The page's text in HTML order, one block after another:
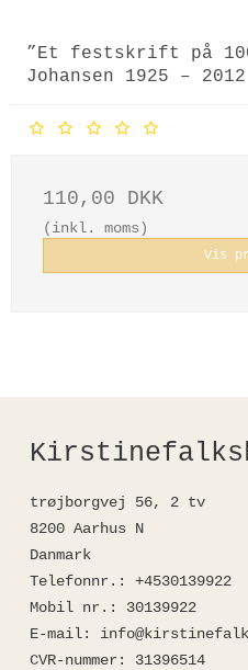
”Et festskrift på
Johansen 1925 –
110,00 DKK
(inkl. moms)
Vis
trøjborgvej 56, 2 tv
8200 Aarhus N
Danmark
Telefonnr. :
+4530139922
Mobil nr. :
30139922
E-mail:
CVR-nummer:
31396514